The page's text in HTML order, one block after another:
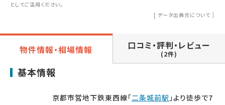
としてご活用ください。
[ データ出典元について ］
物件情報・相場情報 口コミ・評判・レビュー
(2件)
基本情報
京都市営地下鉄東西線「二条城前駅」より徒歩で7